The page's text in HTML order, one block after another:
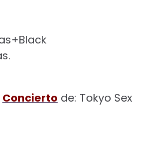
Concierto de: Tokyo Sex